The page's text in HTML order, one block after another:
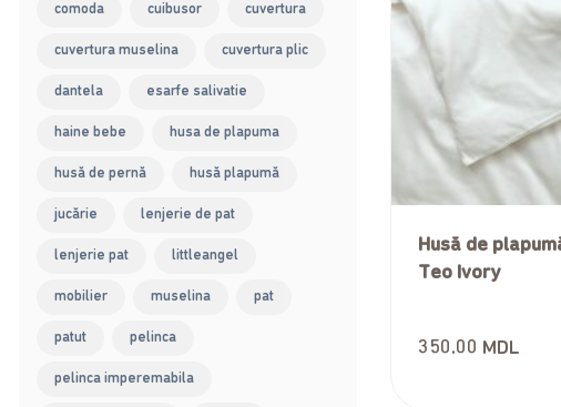
comoda cuibusor cuvertura
cuvertura muselina cuvertura plic
dantela esarfe salivatie
haine bebe husa de plapuma
husă de pernă husă plapumă
jucărie lenjerie de pat
lenjerie pat littleangel
mobilier muselina pat
patut pelinca
pelinca imperemabila
Husă de
Teo Ivory
350.00 MDL